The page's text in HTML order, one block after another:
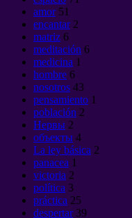
amor 51
encantar 2
matriz 6
meditación 6
medicina 1
hombre 6
nosotros 43
pensamiento 1
población 2
Нервы 2
объекты 4
La ley básica 2
panacea 1
victoria 2
política 3
práctica 25
despertar 39